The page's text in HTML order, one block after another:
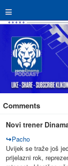
≡
Comments
Novi trener
↪Pacho
Uvijek se traže još
prijelazni rok,